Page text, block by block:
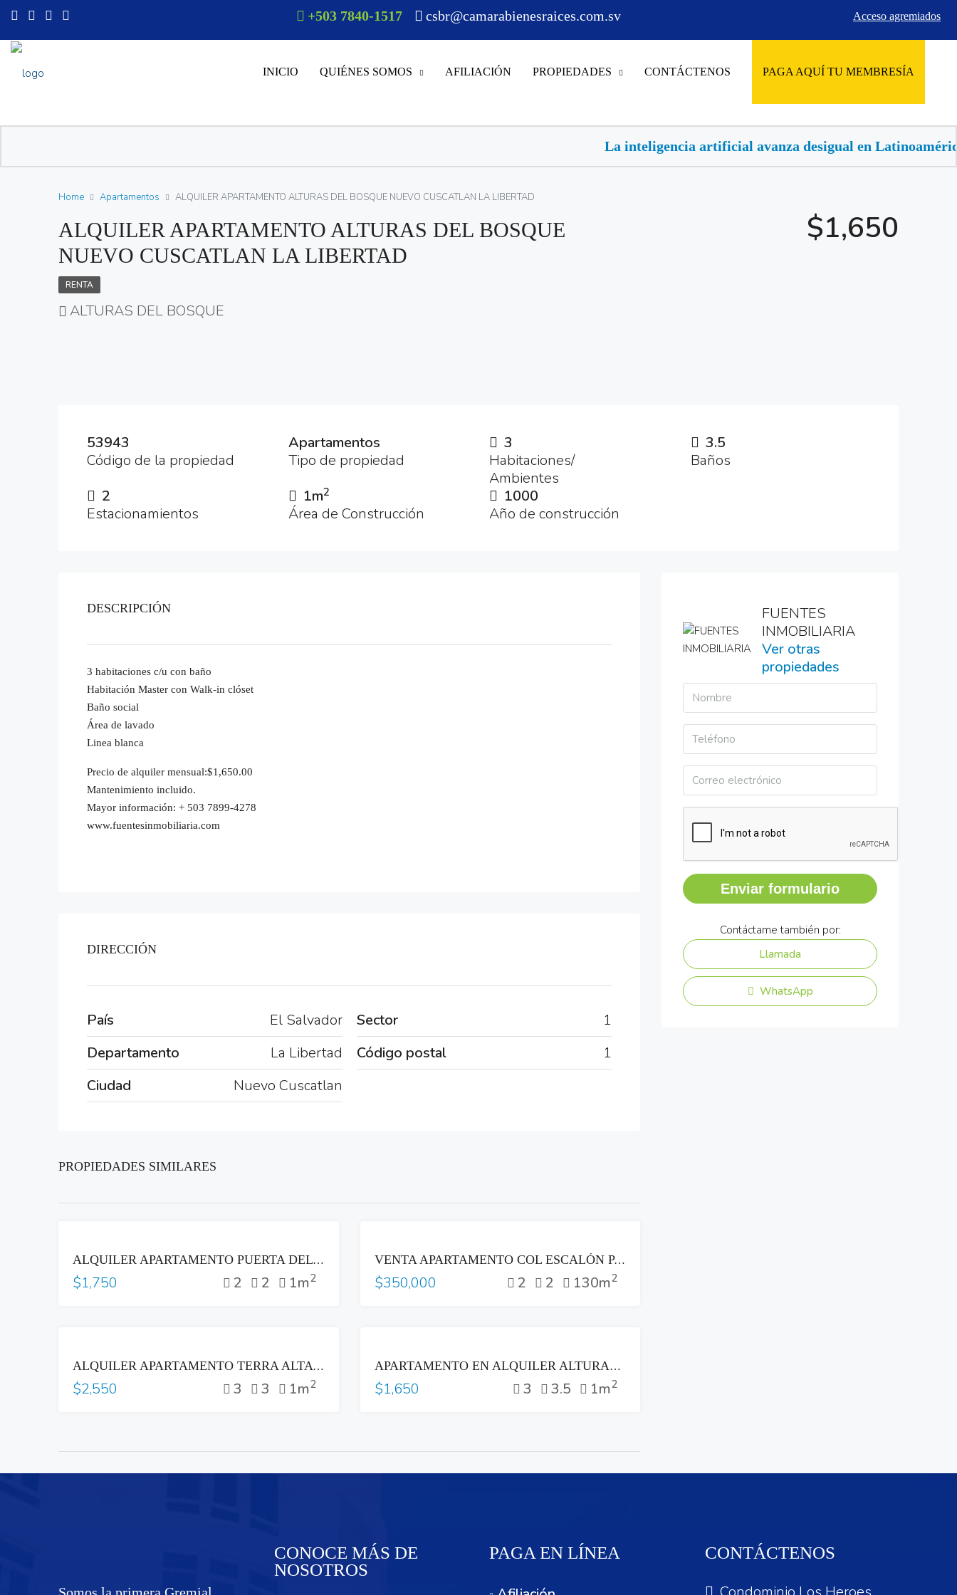
+503 7840-1517 csbr@camarabienesraices.com.sv Acceso agremiados
INICIO QUIÉNES SOMOS AFILIACIÓN PROPIEDADES CONTÁCTENOS PAGA AQUÍ TU MEMBRESÍA
La inteligencia artificial avanza desigual en Latinoamérica, buscan llevarla al
Home Apartamentos ALQUILER APARTAMENTO ALTURAS DEL BOSQUE NUEVO CUSCATLAN LA LIBERTAD
ALQUILER APARTAMENTO ALTURAS DEL BOSQUE
NUEVO CUSCATLAN LA LIBERTAD
$1,650
RENTA
ALTURAS DEL BOSQUE
53943
Código de la propiedad
Apartamentos
Tipo de propiedad
3
Habitaciones/
Ambientes
3.5
Baños
2
Estacionamientos
1m2
Área de Construcción
1000
Año de construcción
DESCRIPCIÓN
3 habitaciones c/u con baño
Habitación Master con Walk-in clóset
Baño social
Área de lavado
Linea blanca
Precio de alquiler mensual:$1,650.00
Mantenimiento incluido.
Mayor información: + 503 7899-4278
www.fuentesinmobiliaria.com
DIRECCIÓN
País
El Salvador
Departamento
La Libertad
Ciudad
Nuevo Cuscatlan
Sector
1
Código postal
1
PROPIEDADES SIMILARES
ALQUILER APARTAMENTO PUERTA DEL ALMA ZONA MULTIPLAZA ANTIGUO CUSCATLAN
$1,750 2 2 1m2
VENTA APARTAMENTO COL ESCALÓN PARTE ALTA LAS VISTAS SAN SALVADOR
$350,000 2 2 130m2
ALQUILER APARTAMENTO TERRA ALTA COLONIA ESCALÓN SAN SALVADOR
$2,550 3 3 1m2
APARTAMENTO EN ALQUILER ALTURAS DEL BOSQUE NUEVO CUSCATLAN
$1,650 3 3.5 1m2
FUENTES
INMOBILIARIA
Ver otras
propiedades
Enviar formulario
Contáctame también por:
Llamada
WhatsApp
CONOCE MÁS DE
NOSOTROS
PAGA EN LÍNEA CONTÁCTENOS